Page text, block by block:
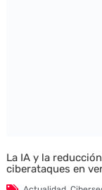
La IA y la
ciberataques en